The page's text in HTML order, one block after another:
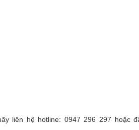
liên hệ hotline: 0947 296 297 hoặc